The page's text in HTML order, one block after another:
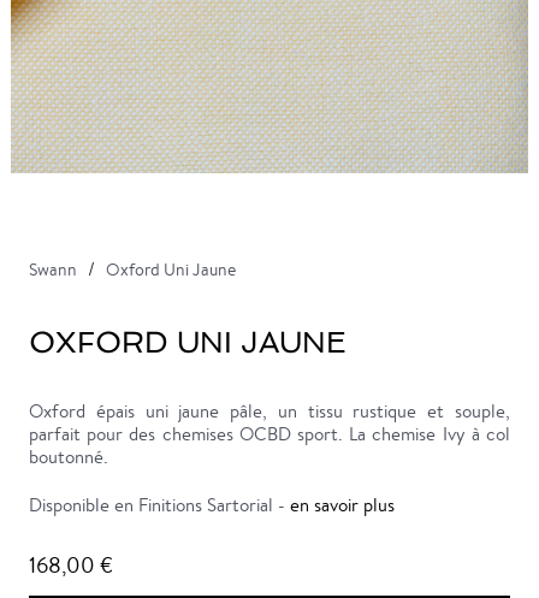
Swann Oxford Uni Jaune
OXFORD UNI JAUNE
Oxford épais uni jaune pâle, un tissu rustique et souple,
parfait pour des chemises OCBD sport. La chemise Ivy à col
boutonné.
Disponible en Finitions Sartorial - en savoir plus
168,00 €